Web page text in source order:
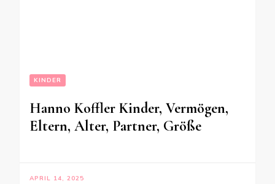
KINDER
Hanno Koffler Kinder, Vermögen,
Eltern, Alter, Partner, Größe
APRIL 14, 2025